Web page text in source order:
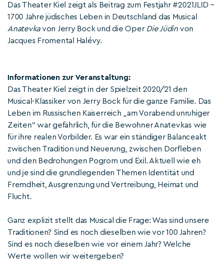
Das Theater Kiel zeigt als Beitrag zum Festjahr #2021JLID –
1700 Jahre jüdisches Leben in Deutschland das Musical
Anatevkavon Jerry Bock und die Oper Die Jüdinvon
Jacques Fromental Halévy.
Informationen zur Veranstaltung:
Das Theater Kiel zeigt in der Spielzeit 2020/21 den
Musical-Klassiker von Jerry Bock für die ganze Familie. Das
Leben im Russischen Kaiserreich „am Vorabend unruhiger
Zeiten“ war gefährlich, für die Bewohner Anatevkas wie
für ihre realen Vorbilder. Es war ein ständiger Balanceakt
zwischen Tradition und Neuerung, zwischen Dorfleben
und den Bedrohungen Pogrom und Exil. Aktuell wie eh
und je sind die grundlegenden Themen Identität und
Fremdheit, Ausgrenzung und Vertreibung, Heimat und
Flucht.
Ganz explizit stellt das Musical die Frage: Was sind unsere
Traditionen? Sind es noch dieselben wie vor 100 Jahren?
Sind es noch dieselben wie vor einem Jahr? Welche
Werte wollen wir weitergeben?